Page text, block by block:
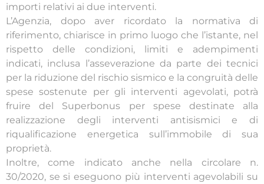
importi relativi ai due interventi.
L’Agenzia, dopo aver ricordato la normativa di
riferimento, chiarisce in primo luogo che l’istante, nel
rispetto delle condizioni, limiti e adempimenti
indicati, inclusa l’asseverazione da parte dei tecnici
per la riduzione del rischio sismico e la congruità delle
spese sostenute per gli interventi agevolati, potrà
fruire del Superbonus per spese destinate alla
realizzazione degli interventi antisismici e di
riqualificazione energetica sull’immobile di sua
proprietà.
Inoltre, come indicato anche nella circolare n.
30/2020, se si eseguono più interventi agevolabili su